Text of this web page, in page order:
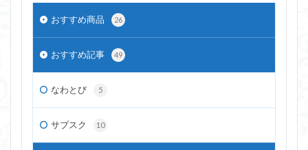
おすすめ商品 26
おすすめ記事 49
なわとび 5
サブスク 10